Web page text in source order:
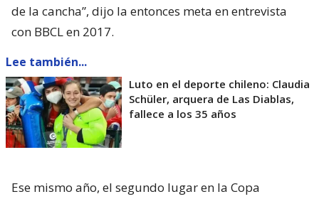
de la cancha”, dijo la entonces meta en entrevista
con BBCL en 2017.
Lee también...
Luto en el deporte chileno: Claudia
Schüler, arquera de Las Diablas,
fallece a los 35 años
Ese mismo año, el segundo lugar en la Copa